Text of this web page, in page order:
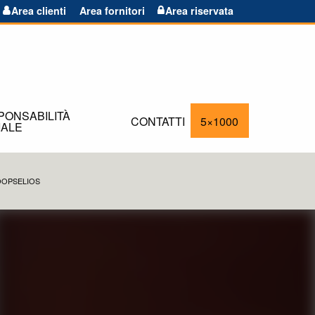
Area clienti Area fornitori Area riservata
CONTATTI 5×1000